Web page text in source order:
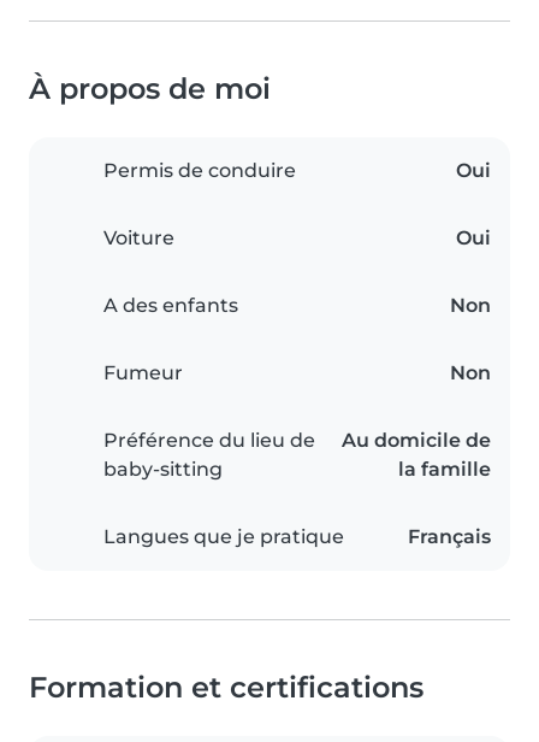
À propos de moi
Permis de conduire Oui
Voiture Oui
A des enfants Non
Fumeur Non
Préférence du lieu de
baby-sitting
Au domicile de
la famille
Langues que je pratique Français
Formation et certifications